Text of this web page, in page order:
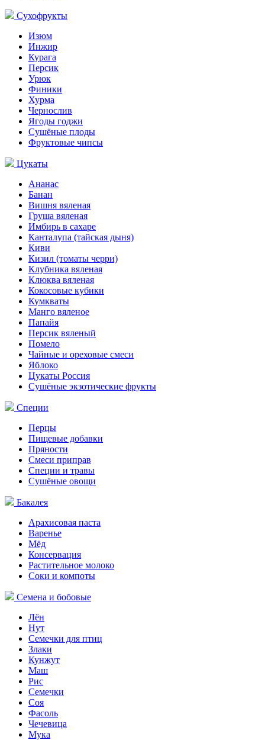
Сухофрукты
Изюм
Инжир
Курага
Персик
Урюк
Финики
Хурма
Чернослив
Ягоды годжи
Сушёные плоды
Фруктовые чипсы
Цукаты
Ананас
Банан
Вишня вяленая
Груша вяленая
Имбирь в сахаре
Канталупа (тайская дыня)
Киви
Кизил (томаты черри)
Клубника вяленая
Клюква вяленая
Кокосовые кубики
Кумкваты
Манго вяленое
Папайя
Персик вяленый
Помело
Чайные и ореховые смеси
Яблоко
Цукаты Россия
Сушёные экзотические фрукты
Специи
Перцы
Пищевые добавки
Пряности
Смеси приправ
Специи и травы
Сушёные овощи
Бакалея
Арахисовая паста
Варенье
Мёд
Консервация
Растительное молоко
Соки и компоты
Семена и бобовые
Лён
Нут
Семечки для птиц
Злаки
Кунжут
Маш
Рис
Семечки
Соя
Фасоль
Чечевица
Мука